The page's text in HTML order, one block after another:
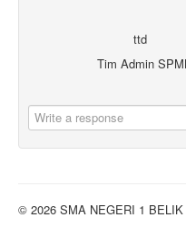
ttd
Tim Admin
© 2026 SMA NEGERI 1 BELIK